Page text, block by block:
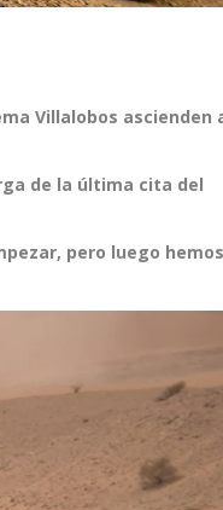
Villalobos ascienden
de la última cita del
pero luego